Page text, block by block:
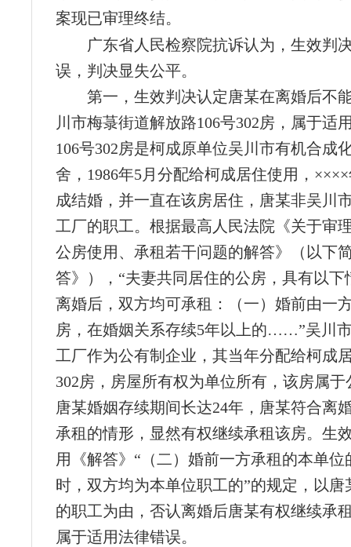
案现已审理终结。
广东省人民检察院抗诉认为，生效判
误，判决显失公平。
第一，生效判决认定唐某在离婚后不
川市梅菉街道解放路106号302房，属于适
106号302房是柯成原单位吴川市有机合成
舍，1986年5月分配给柯成居住使用，
成结婚，并一直在该房居住，唐某非吴川
工厂的职工。根据最高人民法院《关于审
公房使用、承租若干问题的解答》（以下
答》），“夫妻共同居住的公房，具有以下
离婚后，双方均可承租：（一）婚前由一
房，在婚姻关系存续5年以上的……”吴川
工厂作为公有制企业，其当年分配给柯成
302房，房屋所有权为单位所有，该房属
唐某婚姻存续期间长达24年，唐某符合离
承租的情形，显然有权继续承租该房。生
用《解答》“（二）婚前一方承租的本单位
时，双方均为本单位职工的”的规定，以唐
的职工为由，否认离婚后唐某有权继续承
属于适用法律错误。